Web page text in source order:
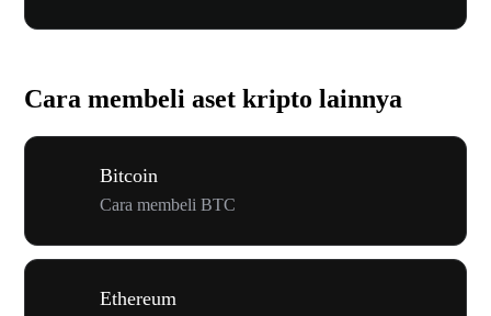
Cara membeli aset kripto lainnya
Bitcoin
Cara membeli BTC
Ethereum